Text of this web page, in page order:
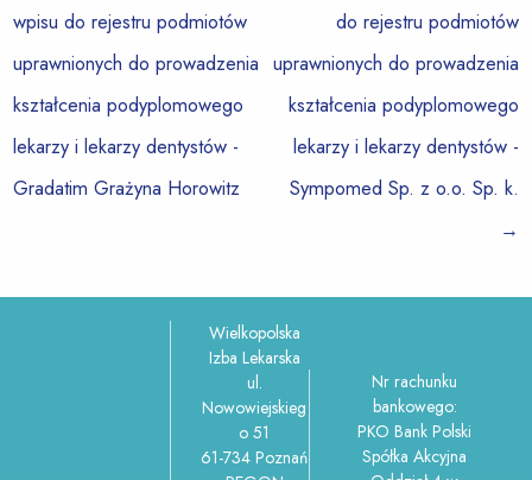
wpisu do rejestru podmiotów
uprawnionych do prowadzenia
kształcenia podyplomowego
lekarzy i lekarzy dentystów -
Gradatim Grażyna Horowitz
do rejestru podmiotów
uprawnionych do prowadzenia
kształcenia podyplomowego
lekarzy i lekarzy dentystów -
Sympomed Sp. z o.o. Sp. k.
→
Wielkopolska
Izba Lekarska
ul.
Nowowiejskieg
o 51
61-734 Poznań
Nr rachunku
bankowego:
PKO Bank Polski
Spółka Akcyjna